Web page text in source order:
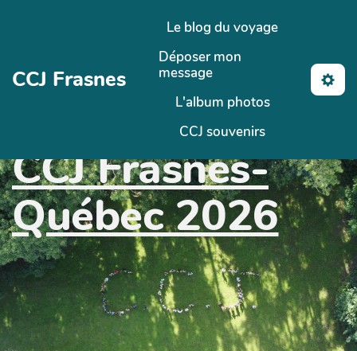
Aller au contenu principal
CCJ Frasnes
Le blog du voyage
Déposer mon
message
L'album photos
CCJ souvenirs
CCJ Frasnes-
Québec 2026